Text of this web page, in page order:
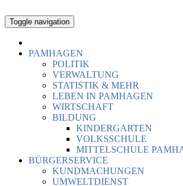
Toggle navigation
PAMHAGEN
POLITIK
VERWALTUNG
STATISTIK & MEHR
LEBEN IN PAMHAGEN
WIRTSCHAFT
BILDUNG
KINDERGARTEN
VOLKSSCHULE
MITTELSCHULE
BÜRGERSERVICE
KUNDMACHUNGEN
UMWELTDIENST